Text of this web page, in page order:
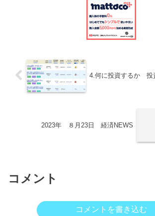
4.何に投資するか 投
2023年 ８月23日 経済NEWS
コメント
コメントを書き込む